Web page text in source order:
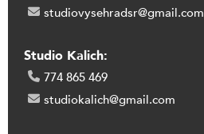
studiovysehradsr@gmail.com
Studio Kalich:
774 865 469
studiokalich@gmail.com